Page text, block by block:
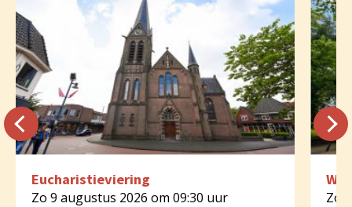
Eucharistieviering
Zo 9 augustus 2026 om 09:30 uur
Zo